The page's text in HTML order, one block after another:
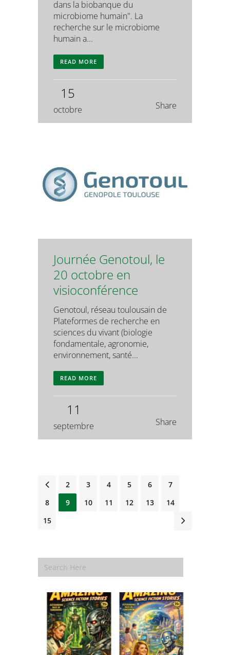
dans la biobanque du
microbiome humain". La
recherche sur le microbiome
humain a...
READ MORE
15
octobre Share
Journée Genotoul, le
20 octobre en
visioconférence
Genotoul, réseau toulousain de
Plateformes de recherche en
sciences du vivant (biologie
fondamentale, agronomie,
environnement, santé...
READ MORE
11
septembre Share
1 2 3 4 5 6
7
8
9 10 11 12 13
14
15